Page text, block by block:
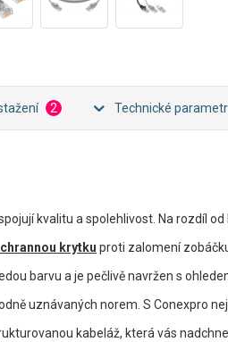
2 Technické
kvalitu a spolehlivost. Na rozdíl
krytku proti zalomení
barvu a je pečlivě navržen s
uznávaných norem. S Conexpro
kabeláž, která vás nadchne.